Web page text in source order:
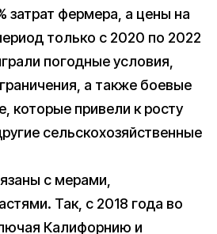
затрат фермера, а цены на
только с 2020 по 2022
погодные условия,
а также боевые
которые привели к росту
сельскохозяйственные
с мерами,
Так, с 2018 года во
Калифорнию и